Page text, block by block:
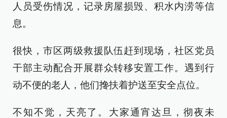
人员受伤情况，记录房屋损毁、积水内涝等信
息。
很快，市区两级救援队伍赶到现场，社区党员
干部主动配合开展群众转移安置工作。遇到行
动不便的老人，他们搀扶着护送至安全点位。
不知不觉，天亮了。大家通宵达旦，彻夜未